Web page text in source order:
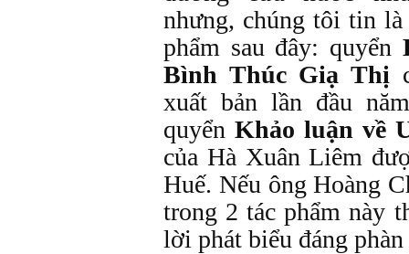
nhưng, chúng tôi tin
phẩm sau đây: quyển
Bình Thúc Giạ Thị
xuất bản lần đầu
quyển Khảo luận về
của Hà Xuân Liêm
Huế. Nếu ông Hoàng
trong 2 tác phẩm này
lời phát biểu đáng